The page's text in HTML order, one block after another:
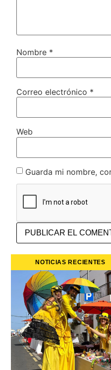
Nombre *
Correo electrónico *
Web
Guarda mi nombre,
NOTICIAS RECIENTES